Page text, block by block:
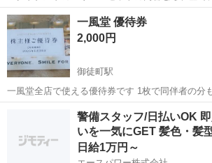
ケットです 1枚です？ 有効期限 2025年三月末 期間限定のハンバーガ
―だけでも500円ほどするのでお得感はあります
リンクはＬサイズまで...
東京 台東区 御徒町駅 その他
一風堂 優待券
2,000円
御徒町駅
一風堂全店で使える優待券です 1枚で同伴者の分も、使えるため 2名分
のラ―メンが無料になります 定番商品で好きなものを選んでいいた
め、 1番高い、バリ盛からか(1690円)を食べると
台東区 御徒町駅 その他 無料
警備スタッフ/日払いOK
いを一気にGET 髪色・髪
日給1万円～